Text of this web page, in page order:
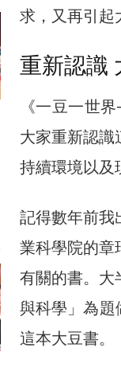
求，又再引起
重新認識
《一豆一世
大家重新認識
持續環境以及
記得數年前我
業科學院的章
有關的書。大
與科學」為題
這本大豆書。